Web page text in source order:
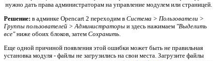
нужно дать права администраторам на управление модулем или страницей.
Решение: в админке Opencart 2 переходим в Система > Пользователи >
Группы пользователей > Администраторы и здесь нажимаем "Выделить
все"ниже обоих блоков, затем Сохранить
Еще одной причиной появления этой ошибки может быть не правильная
установка модуля - файлы не загрузились на свои места. Загрузите файлы